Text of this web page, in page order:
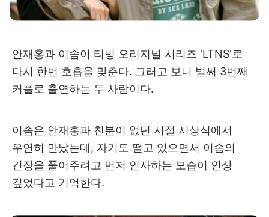
안재홍과 이솜이 티빙 오리지널 시리즈 'LTNS'로
다시 한번 호흡을 맞춘다. 그러고 보니 벌써 3번째
커플로 출연하는 두 사람이다.
이솜은 안재홍과 친분이 없던 시절 시상식에서
우연히 만났는데, 자기도 떨고 있으면서 이솜의
긴장을 풀어주려고 먼저 인사하는 모습이 인상
깊었다고 기억한다.